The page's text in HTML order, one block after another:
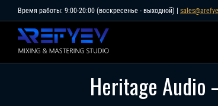
to
content
Время работы: 9:00-20:00 (воскресенье - выходной) |
Heritage Audio